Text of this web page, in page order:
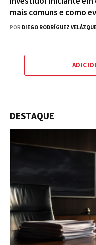
mais comuns e como
POR DIEGO RODRÍGUEZ
DESTAQUE